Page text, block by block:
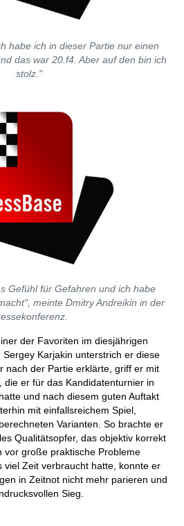
habe ich in dieser Partie nur einen
das war 20.f4. Aber auf den bin ich
stolz."
Gefühl für Gefahren und ich habe
meinte Dmitry Andreikin in der
der Favoriten im diesjährigen
Karjakin unterstrich er diese
nach der Partie erklärte, griff er mit
die er für das Kandidatenturnier in
und nach diesem guten Auftakt
mit einfallsreichem Spiel,
Varianten. So brachte er
Qualitätsopfer, das objektiv korrekt
vor große praktische Probleme
viel Zeit verbraucht hatte, konnte er
in Zeitnot nicht mehr parieren und
Sieg.